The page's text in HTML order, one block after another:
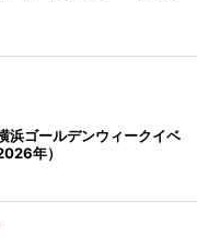
ゴールデンウィークイベ
年）